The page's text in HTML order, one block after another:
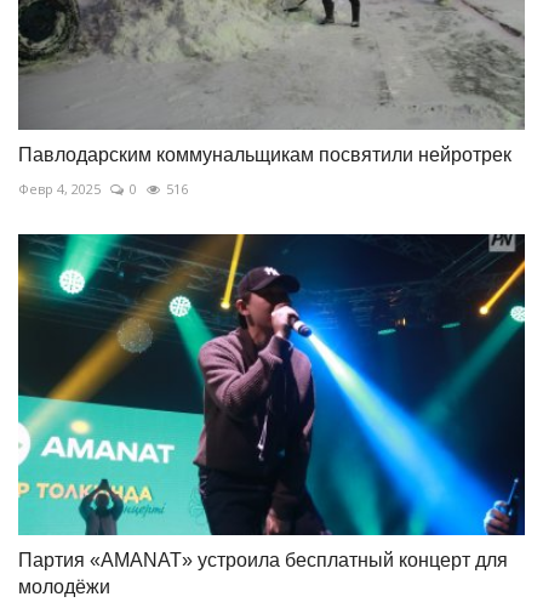
Павлодарским коммунальщикам посвятили нейротрек
Февр 4, 2025 0 516
Партия «AMANAT» устроила бесплатный концерт для
молодёжи